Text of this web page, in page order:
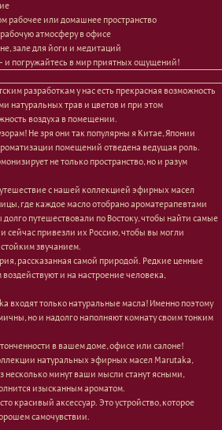
рабочее или домашнее пространство
атмосферу в офисе
зале для йоги и медитаций
и погружайтесь в мир приятных ощущений!
разработкам у нас есть прекрасная возможность
натуральных трав и цветов и при этом
воздуха в помещении.
Не зря они так популярны я Китае, Японии
помещений отведена ведущая роль.
не только пространство, но и разум
с нашей коллекцией эфирных масел
где каждое масло отобрано ароматерапевтами
путешествовали по Востоку, чтобы найти самые
привезли их Россию, чтобы вы могли
звучанием.
рассказанная самой природой. Редкие ценные
и на настроение человека,
входят только натуральные масла! Именно поэтому
но и надолго наполняют комнату своим тонким
в вашем доме, офисе или салоне!
натуральных эфирных масел Marutaka,
несколько минут ваши мысли станут ясными,
изысканным ароматом.
красивый аксессуар. Это устройство, которое
самочувствии.
Тело
Проблемы
Кремы
Лосьоны
Очищение
Пилинги/масла
Уход за руками
Средства для ванны
Гаджеты
Сертификаты
Наборы